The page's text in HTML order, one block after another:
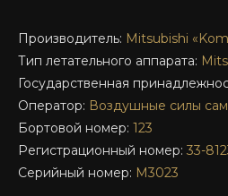
Производитель: Mitsubishi
Тип летательного аппарата:
Государственная
Оператор: Воздушные силы
Бортовой номер: 123
Регистрационный номер: 33-
Серийный номер: M3023